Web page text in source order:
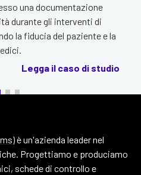
una documentazione
durante gli interventi di
la fiducia del paziente e la
Legga il caso di studio
) è un'azienda leader nel
Progettiamo e produciamo
schede di controllo e